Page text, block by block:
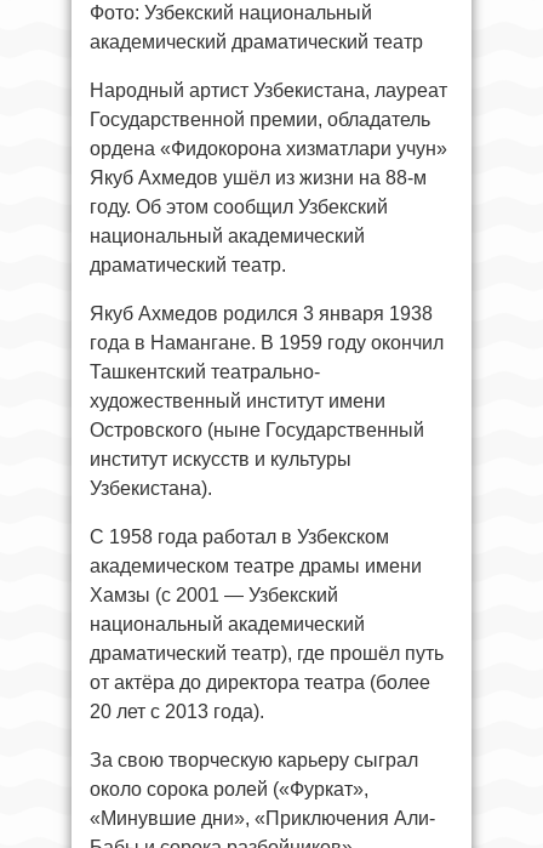
Фото: Узбекский национальный
академический драматический театр
Народный артист Узбекистана, лауреат
Государственной премии, обладатель
ордена «Фидокорона хизматлари учун»
Якуб Ахмедов ушёл из жизни на 88-м
году. Об этом сообщил Узбекский
национальный академический
драматический театр.
Якуб Ахмедов родился 3 января 1938
года в Намангане. В 1959 году окончил
Ташкентский театрально-
художественный институт имени
Островского (ныне Государственный
институт искусств и культуры
Узбекистана).
С 1958 года работал в Узбекском
академическом театре драмы имени
Хамзы (с 2001 — Узбекский
национальный академический
драматический театр), где прошёл путь
от актёра до директора театра (более
20 лет с 2013 года).
За свою творческую карьеру сыграл
около сорока ролей («Фуркат»,
«Минувшие дни», «Приключения Али-